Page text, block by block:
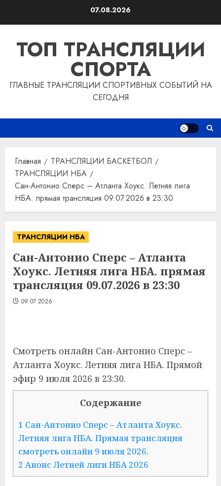
07.08.2026
ТОП ТРАНСЛЯЦИИ
СПОРТА
ГЛАВНЫЕ ТРАНСЛЯЦИИ СПОРТИВНЫХ СОБЫТИЙ НА
СЕГОДНЯ
Главная
ТРАНСЛЯЦИИ БАСКЕТБОЛ
ТРАНСЛЯЦИИ НБА
Сан-Антонио Сперс – Атланта Хоукс. Летняя лига
НБА. прямая трансляция 09.07.2026 в 23:30
ТРАНСЛЯЦИИ НБА
Сан-Антонио Сперс – Атланта
Хоукс. Летняя лига НБА. прямая
трансляция 09.07.2026 в 23:30
09.07.2026
Смотреть онлайн Сан-Антонио Сперс –
Атланта Хоукс. Летняя лига НБА. Прямой
эфир 9 июля 2026 в 23:30.
Содержание
1 Сан-Антонио Сперс – Атланта Хоукс.
Летняя лига НБА. Прямая трансляция
смотреть онлайн 9 июля 2026.
2 Анонс Летней лиги НБА 2026